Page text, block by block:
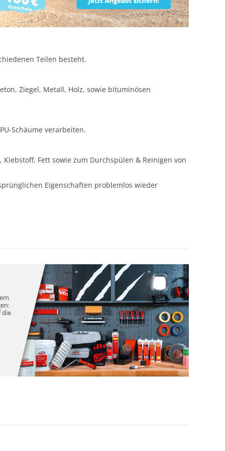
Teilen besteht.
Ziegel, Metall, Holz, sowie bituminösen
Schäume verarbeiten.
Fett sowie zum Durchspülen & Reinigen von
Eigenschaften problemlos wieder
die